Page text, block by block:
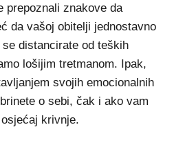
prepoznali znakove da
da vašoj obitelji jednostavno
distancirate od teških
lošijim tretmanom. Ipak,
svojih emocionalnih
o sebi, čak i ako vam
krivnje.